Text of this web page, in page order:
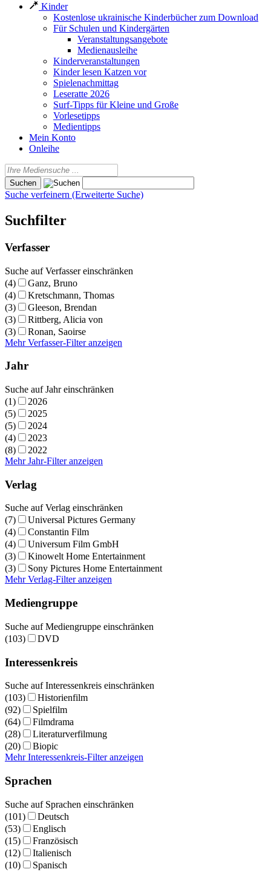
Kinder
Kostenlose ukrainische Kinderbücher zum Download
Für Schulen und Kindergärten
Veranstaltungsangebote
Medienausleihe
Kinderveranstaltungen
Kinder lesen Katzen vor
Spielenachmittag
Leseratte 2026
Surf-Tipps für Kleine und Große
Vorlesetipps
Medientipps
Mein Konto
Onleihe
Suche verfeinern (Erweiterte Suche)
Suchfilter
Verfasser
Suche auf Verfasser einschränken
(4)
Ganz, Bruno
(4)
Kretschmann, Thomas
(3)
Gleeson, Brendan
(3)
Rittberg, Alicia von
(3)
Ronan, Saoirse
Mehr Verfasser-Filter anzeigen
Jahr
Suche auf Jahr einschränken
(1)
2026
(5)
2025
(5)
2024
(4)
2023
(8)
2022
Mehr Jahr-Filter anzeigen
Verlag
Suche auf Verlag einschränken
(7)
Universal Pictures Germany
(4)
Constantin Film
(4)
Universum Film GmbH
(3)
Kinowelt Home Entertainment
(3)
Sony Pictures Home Entertainment
Mehr Verlag-Filter anzeigen
Mediengruppe
Suche auf Mediengruppe einschränken
(103)
DVD
Interessenkreis
Suche auf Interessenkreis einschränken
(103)
Historienfilm
(92)
Spielfilm
(64)
Filmdrama
(28)
Literaturverfilmung
(20)
Biopic
Mehr Interessenkreis-Filter anzeigen
Sprachen
Suche auf Sprachen einschränken
(101)
Deutsch
(53)
Englisch
(15)
Französisch
(12)
Italienisch
(10)
Spanisch